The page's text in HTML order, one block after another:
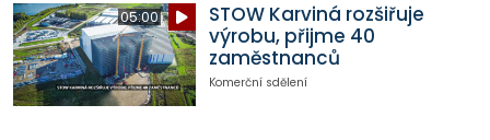
05:00
STOW Karviná rozšiřuje
výrobu, přijme 40
zaměstnanců
Komerční sdělení